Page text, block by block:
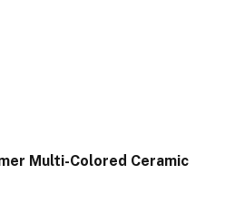
Multi-Colored Ceramic